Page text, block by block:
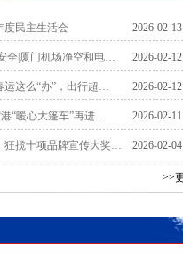
郑州 预计起飞 20:40
度民主生活会 2026-02-
全|厦门机场净空和电… 2026-02-
运这么“办”，出行超… 2026-02-
“暖心大篷车”再进… 2026-02-
狂揽十项品牌宣传大奖… 2026-02-
>>